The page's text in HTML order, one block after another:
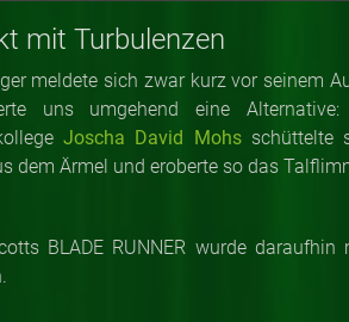
mit Turbulenzen
meldete sich zwar kurz vor seinem
uns umgehend eine
Joscha David Mohsschüttelte
dem Ärmel und eroberte so das
BLADE RUNNER wurde